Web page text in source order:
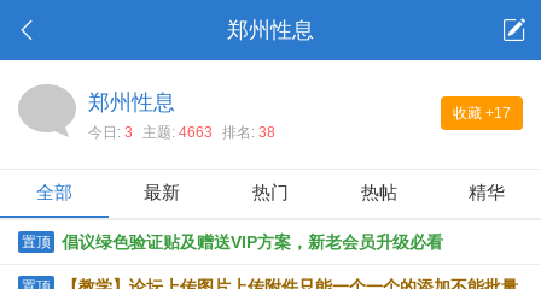
郑州性息
收藏 +17
郑州性息
今日: 3 主题: 4663 排名: 38
全部 最新 热门 热帖 精华
置顶 倡议绿色验证贴及赠送VIP方案，新老会员升级必看